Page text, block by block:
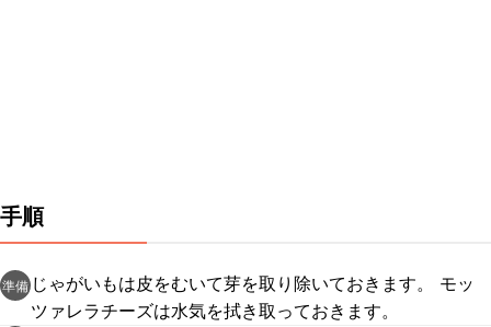
手順
準備 じゃがいもは皮をむいて芽を取り除いておきます。 モッ
ツァレラチーズは水気を拭き取っておきます。